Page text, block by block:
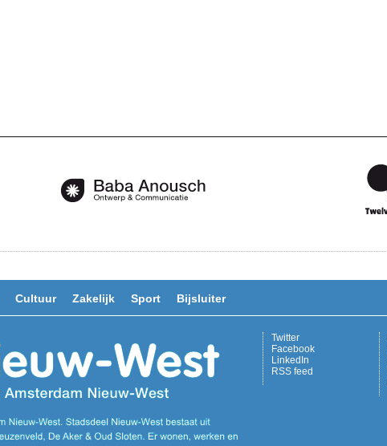
Cultuur Zakelijk Sport Bijsluiter
Twitter
Facebook
LinkedIn
RSS feed